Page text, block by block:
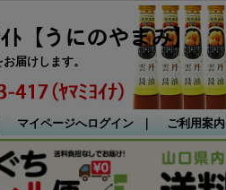
ﾄ【うにのやまみ】
届けします。
マイページへログイン ご利用案内